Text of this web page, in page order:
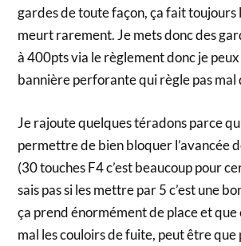
gardes de toute façon, ça fait toujours
meurt rarement. Je mets donc des
à 400pts via le règlement donc je peux
bannière perforante qui règle pas mal
Je rajoute quelques téradons parce
permettre de bien bloquer l’avancée
(30 touches F4 c’est beaucoup pour
sais pas si les mettre par 5 c’est une
ça prend énormément de place et que
mal les couloirs de fuite, peut être que